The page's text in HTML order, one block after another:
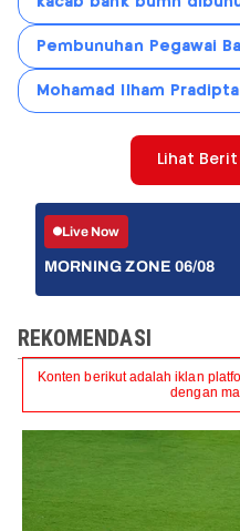
Pembunuhan Pegawai
Mohamad Ilham Pradipta
Lihat
Live Now
MORNING ZONE 06/08